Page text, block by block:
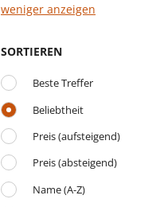
weniger anzeigen
SORTIEREN
Beste Treffer
Beliebtheit
Preis (aufsteigend)
Preis (absteigend)
Name (A-Z)